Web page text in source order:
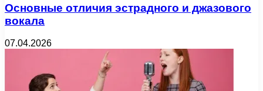
Основные отличия эстрадного и джазового
вокала
07.04.2026